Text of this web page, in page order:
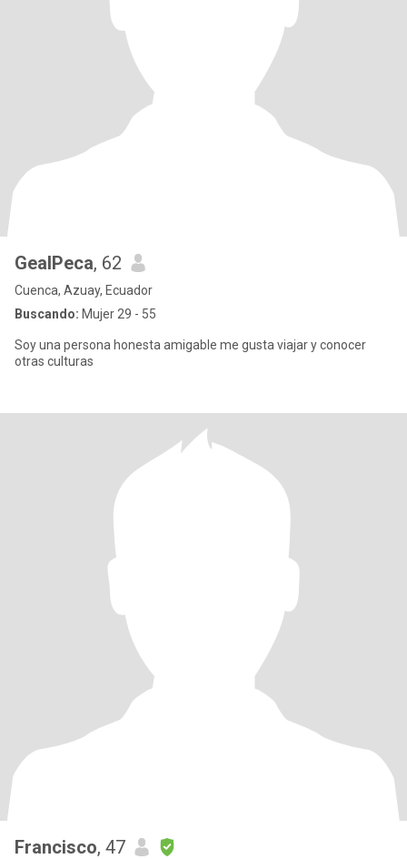
GealPeca, 62
Cuenca, Azuay, Ecuador
Buscando: Mujer 29 - 55
Soy una persona honesta amigable me gusta viajar y conocer
otras culturas
Francisco, 47